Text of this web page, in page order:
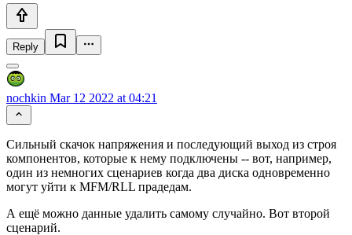
Reply
nochkin Mar 12 2022 at 04:21
Сильный скачок напряжения и последующий выход из строя
компонентов, которые к нему подключены -- вот, например,
один из немногих сценариев когда два диска одновременно
могут уйти к MFM/RLL прадедам.
А ещё можно данные удалить самому случайно. Вот второй
сценарий.